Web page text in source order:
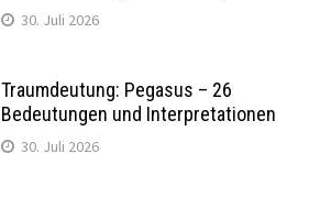
30. Juli 2026
Traumdeutung: Pegasus – 26
Bedeutungen und Interpretationen
30. Juli 2026